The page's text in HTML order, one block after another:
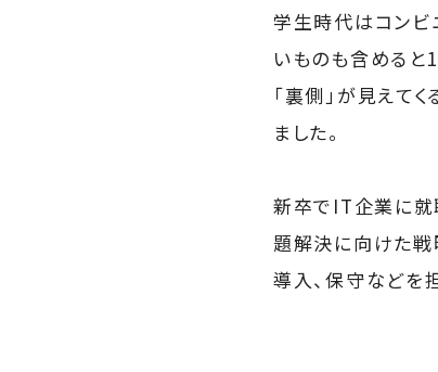
学生時代はコンビ
いものも含めると
「裏側」が見えて
ました。
新卒でIT企業に就
題解決に向けた戦
導入、保守などを